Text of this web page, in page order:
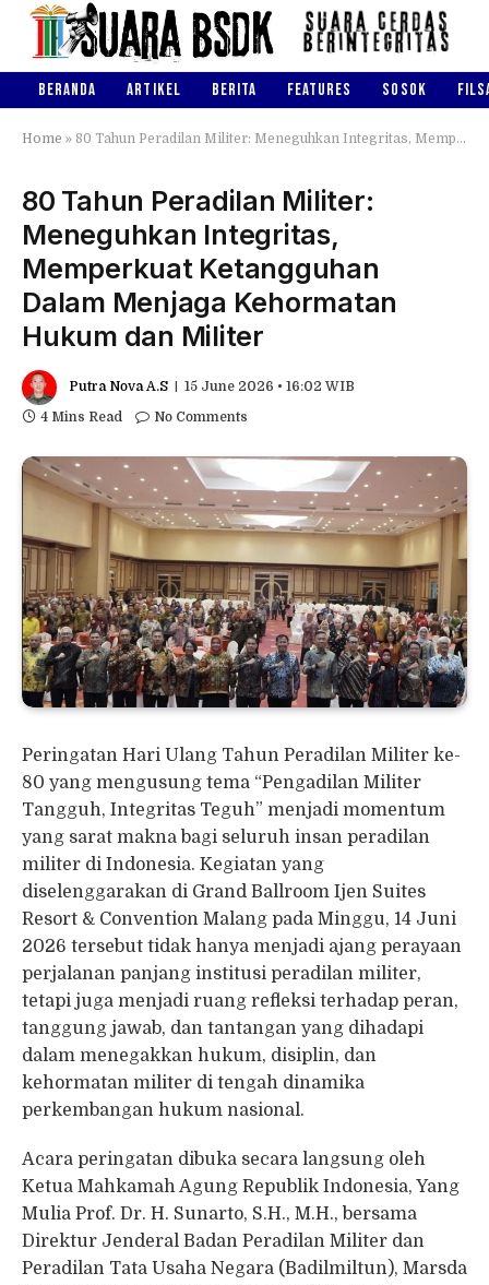
BERANDA ARTIKEL BERITA FEATURES SOSOK
Home » 80 Tahun Peradilan Militer: Meneguhkan Integritas, Memperkuat Ketangguhan Dalam Menjaga Kehormatan Hukum dan Militer
80 Tahun Peradilan Militer:
Meneguhkan Integritas,
Memperkuat Ketangguhan
Dalam Menjaga Kehormatan
Hukum dan Militer
Putra Nova A.S
15 June 2026 • 16:02 WIB
4 Mins Read
No Comments
Peringatan Hari Ulang Tahun Peradilan Militer ke-
80 yang mengusung tema “Pengadilan Militer
Tangguh, Integritas Teguh” menjadi momentum
yang sarat makna bagi seluruh insan peradilan
militer di Indonesia. Kegiatan yang
diselenggarakan di Grand Ballroom Ijen Suites
Resort & Convention Malang pada Minggu, 14 Juni
2026 tersebut tidak hanya menjadi ajang perayaan
perjalanan panjang institusi peradilan militer,
tetapi juga menjadi ruang refleksi terhadap peran,
tanggung jawab, dan tantangan yang dihadapi
dalam menegakkan hukum, disiplin, dan
kehormatan militer di tengah dinamika
perkembangan hukum nasional.
Acara peringatan dibuka secara langsung oleh
Ketua Mahkamah Agung Republik Indonesia, Yang
Mulia Prof. Dr. H. Sunarto, S.H., M.H., bersama
Direktur Jenderal Badan Peradilan Militer dan
Peradilan Tata Usaha Negara (Badilmiltun), Marsda